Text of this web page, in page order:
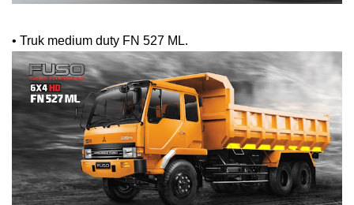
• Truk medium duty FN 527 ML.